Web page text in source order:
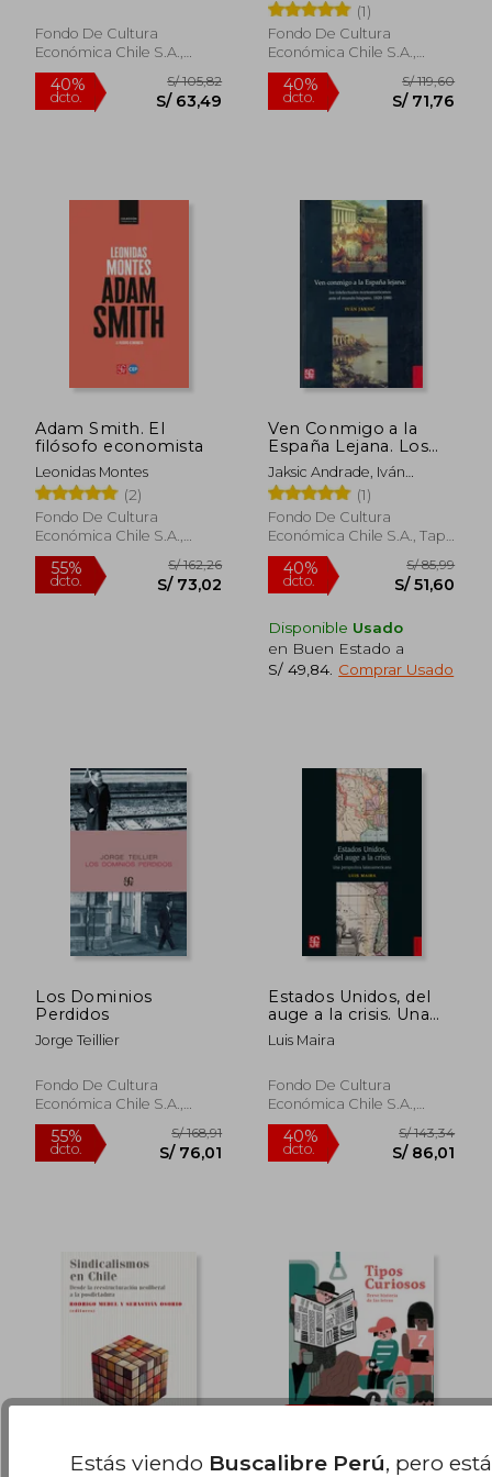
40%
dcto. S/ 92,37
40%
dcto. S/
Fondo De Cultura
Económica Chile S.A.,
2025, 1 Edición, Tapa
Blanda, Nuevo
S/ 105,82
(1)
Fondo De Cultura
Económica Chile S.A.,
2023, Tapa Blanda, Nuevo
Adam Smith. El
filósofo economista
Leonidas Montes
(2)
Fondo De Cultura
Económica Chile S.A.,
2024, Tapa Blanda, Nuevo
Ven Conmigo a la
España Lejana. Los
Intelectuales
Norteamericanos
Ante el Mundo
Hispano 1820-1880
Jaksic Andrade, Iván
Vladimir
(1)
Fondo De Cultura
Económica Chile S.A., Tapa
Blanda, Nuevo
Disponible Usado
en Buen Estado a
S/ 49,84 Comprar Usado
Los Dominios
Perdidos
Jorge Teillier
Fondo De Cultura
Económica Chile S.A.,
2023, Tapa Blanda, Nuevo
Estados Unidos, del
auge a la crisis. Una
perspectiva
Latinoamericana
Luis Maira
Fondo De Cultura
Económica Chile S.A.,
2022, 1 Edición, Tapa
Blanda, Nuevo
Estás viendo Buscalibre Perú, pero